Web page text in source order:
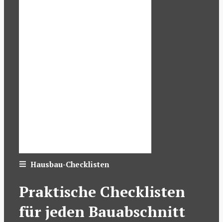
Hausbau-Checklisten
Praktische Checklisten
für jeden Bauabschnitt